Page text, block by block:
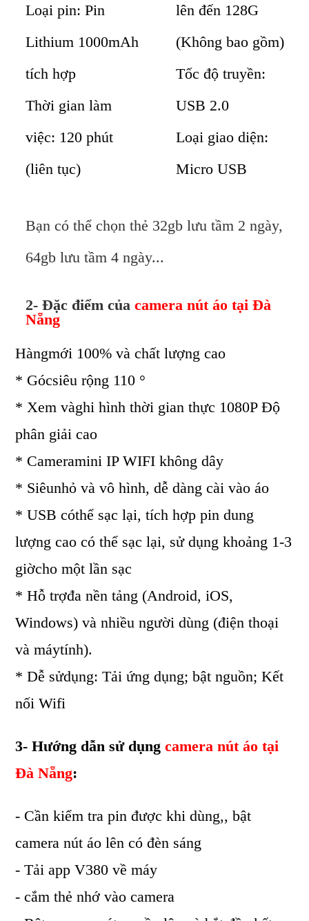
Loại pin: Pin
Lithium 1000mAh
tích hợp
Thời gian làm
việc: 120 phút
(liên tục)
lên đến 128G
(Không bao gồm)
Tốc độ truyền:
USB 2.0
Loại giao diện:
Micro USB
Bạn có thể chọn thẻ 32gb lưu tầm 2 ngày,
64gb lưu tầm 4 ngày...
2- Đặc điểm củacamera nút áo tại Đà
Nẵng
Hàngmới 100% và chất lượng cao
* Gócsiêu rộng 110 °
* Xem vàghi hình thời gian thực 1080P Độ
phân giải cao
* Cameramini IP WIFI không dây
* Siêunhỏ và vô hình, dễ dàng cài vào áo
* USB cóthể sạc lại, tích hợp pin dung
lượng cao có thể sạc lại, sử dụng khoảng 1-3
giờcho một lần sạc
* Hỗ trợđa nền tảng (Android, iOS,
Windows) và nhiều người dùng (điện thoại
và máytính).
* Dễ sửdụng: Tải ứng dụng; bật nguồn; Kết
nối Wifi
3- Hướng dẫn sử dụng camera nút áo tại
Đà Nẵng:
- Cần kiểm tra pin được khi dùng,, bật
camera nút áo lên có đèn sáng
- Tải app V380 về máy
- cắm thẻ nhớ vào camera